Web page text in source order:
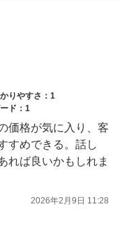
りやすさ：1
ド：1
価格が気に入り、客
すめできる。話し
れば良いかもしれま
2026年2月9日 11:28